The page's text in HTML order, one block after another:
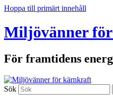
Hoppa till primärt innehåll
Miljövänner
För framtidens
Sök